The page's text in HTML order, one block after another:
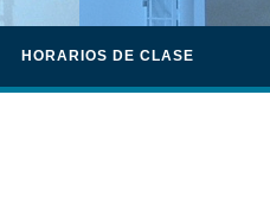
HORARIOS DE CLASE